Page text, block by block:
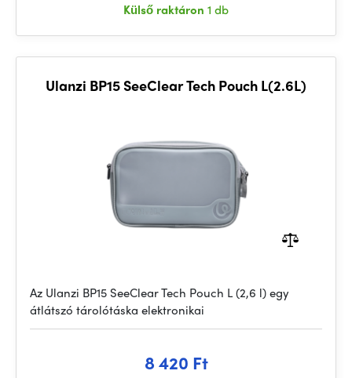
Külső raktáron 1 db
Ulanzi BP15 SeeClear Tech Pouch L(2.6L)
Az Ulanzi BP15 SeeClear Tech Pouch L (2,6 l) egy
átlátszó tárolótáska elektronikai
8 420 Ft